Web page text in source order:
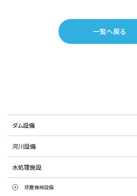
ダム設備
河川設備
水処理施設
除塵機械設備
一覧へ戻る